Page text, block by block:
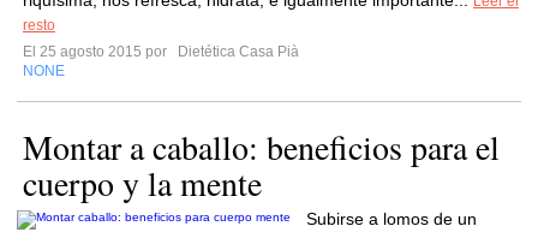
resto
El 25 agosto 2015 por
Dietética Casa Pià
NONE
Montar a caballo: beneficios para el
cuerpo y la mente
Subirse a lomos de un